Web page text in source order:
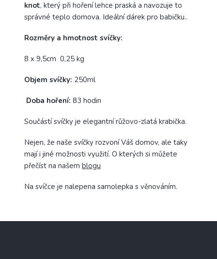
knot, který při hoření lehce praská a navozuje to
správné teplo domova. Ideální dárek pro babičku..
Rozměry a hmotnost svíčky:
8 x 9,5cm 0,25 kg
Objem svíčky: 250ml
Doba hoření: 83 hodin
Součástí svíčky je elegantní růžovo-zlatá krabička.
Nejen, že naše svíčky rozvoní Váš domov, ale taky
mají i jiné možnosti využití. O kterých si můžete
přečíst na našem blogu
Na svíčce je nalepena samolepka s věnováním.